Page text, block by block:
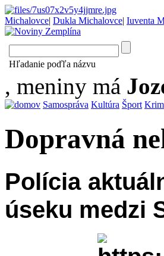
Michalovce| Dukla Michalovce| Iuventa
Hľadanie poďľa názvu
, meniny má
Samospráva Kultúra Šport
Dopravná
Polícia
úseku medzi